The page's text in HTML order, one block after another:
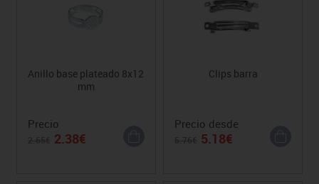
Anillo base plateado 8x12
mm
Precio
2.38€
Clips barra
Precio desde
5.18€